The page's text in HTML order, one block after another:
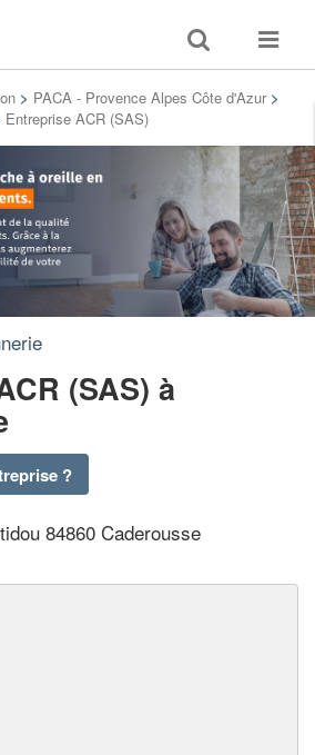
Toggle
search
Toggle
> PACA - Provence Alpes Côte d'Azur >
Entreprise ACR (SAS)
(SAS) à
?
84860 Caderousse